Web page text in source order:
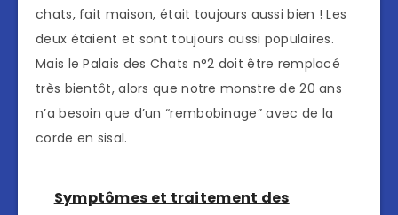
chats, fait maison, était toujours aussi bien ! Les
deux étaient et sont toujours aussi populaires.
Mais le Palais des Chats n°2 doit être remplacé
très bientôt, alors que notre monstre de 20 ans
n’a besoin que d’un “rembobinage” avec de la
corde en sisal.
Symptômes et traitement des